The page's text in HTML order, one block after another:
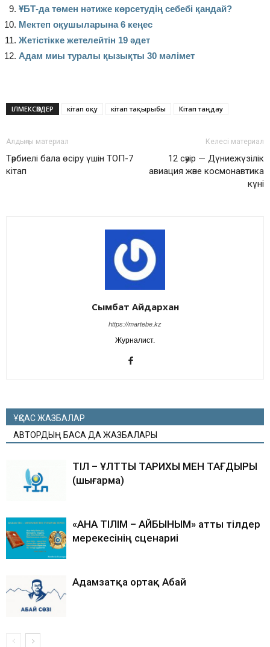
ҰБТ-да төмен нәтиже көрсетудің себебі қандай?
Мектеп оқушыларына 6 кеңес
Жетістікке жетелейтін 19 әдет
Адам миы туралы қызықты 30 мәлімет
ІЛМЕКСӨЗДЕР кітап оқу кітап тақырыбы Кітап таңдау
Алдыңғы материал
Тәрбиелі бала өсіру үшін ТОП-7
кітап
Келесі материал
12 сәуір — Дүниежүзілік
авиация және космонавтика
күні
Сымбат Айдархан
https://martebe.kz
Журналист.
ҰҚСАС ЖАЗБАЛАР
АВТОРДЫҢ БАСҚА ДА ЖАЗБАЛАРЫ
ТІЛ – ҰЛТТЫҢ ТАРИХЫ МЕН ТАҒДЫРЫ
(шығарма)
«АНА ТІЛІМ – АЙБЫНЫМ» атты тілдер
мерекесінің сценариі
Адамзатқа ортақ Абай